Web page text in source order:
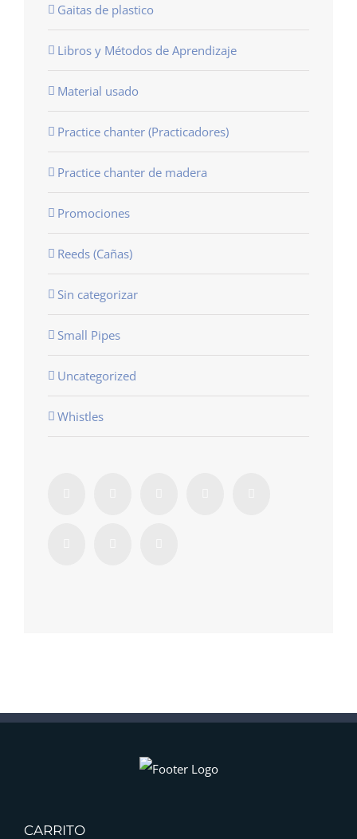
Gaitas de plastico
Libros y Métodos de Aprendizaje
Material usado
Practice chanter (Practicadores)
Practice chanter de madera
Promociones
Reeds (Cañas)
Sin categorizar
Small Pipes
Uncategorized
Whistles
CARRITO